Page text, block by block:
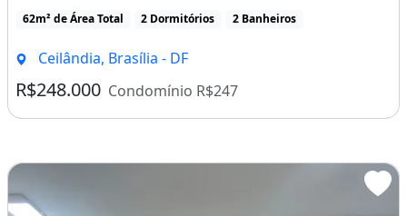
62m² de Área Total 2 Dormitórios 2 Banheiros
Ceilândia, Brasília - DF
R$248.000 Condomínio R$247